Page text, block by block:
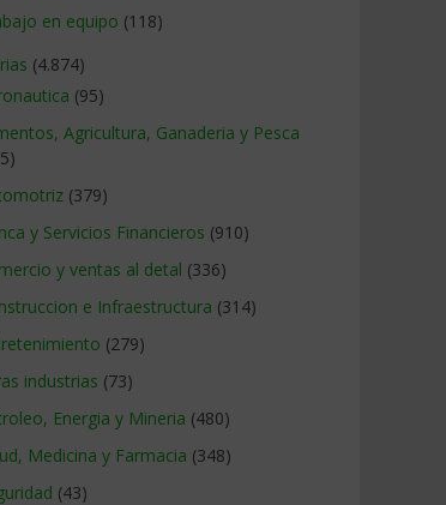
en equipo (118)
(4.874)
(95)
Agricultura, Ganaderia y Pesca
(379)
y Servicios Financieros (910)
y ventas al detal (336)
e Infraestructura (314)
(279)
industrias (73)
Energia y Mineria (480)
Medicina y Farmacia (348)
(43)